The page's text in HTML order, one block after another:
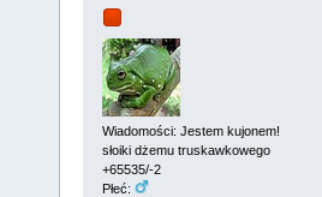
Wiadomości: Jestem kujonem!
słoiki dżemu truskawkowego
+65535/-2
Płeć: